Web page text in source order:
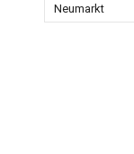
Neumarkt